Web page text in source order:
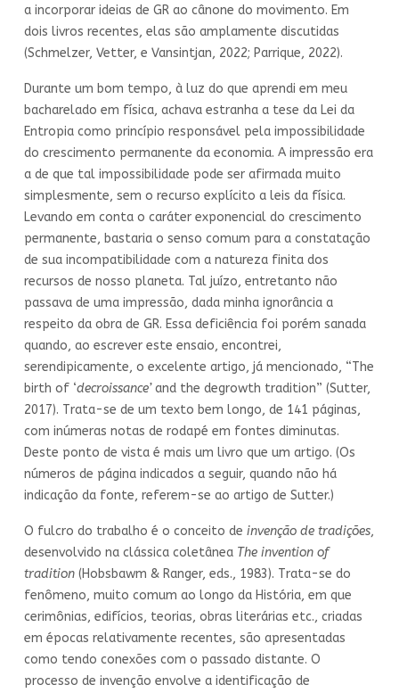
a incorporar ideias de GR ao cânone do movimento. Em
dois livros recentes, elas são amplamente discutidas
(Schmelzer, Vetter, e Vansintjan, 2022; Parrique, 2022).
Durante um bom tempo, à luz do que aprendi em meu
bacharelado em física, achava estranha a tese da Lei da
Entropia como princípio responsável pela impossibilidade
do crescimento permanente da economia. A impressão era
a de que tal impossibilidade pode ser afirmada muito
simplesmente, sem o recurso explícito a leis da física.
Levando em conta o caráter exponencial do crescimento
permanente, bastaria o senso comum para a constatação
de sua incompatibilidade com a natureza finita dos
recursos de nosso planeta. Tal juízo, entretanto não
passava de uma impressão, dada minha ignorância a
respeito da obra de GR. Essa deficiência foi porém sanada
quando, ao escrever este ensaio, encontrei,
serendipicamente, o excelente artigo, já mencionado, “The
birth of ‘decroissance’and the degrowth tradition” (Sutter,
2017). Trata-se de um texto bem longo, de 141 páginas,
com inúmeras notas de rodapé em fontes diminutas.
Deste ponto de vista é mais um livro que um artigo. (Os
números de página indicados a seguir, quando não há
indicação da fonte, referem-se ao artigo de Sutter.)
O fulcro do trabalho é o conceito de invenção de tradições,
desenvolvido na clássica coletânea The invention of
tradition (Hobsbawm & Ranger, eds., 1983). Trata-se do
fenômeno, muito comum ao longo da História, em que
cerimônias, edifícios, teorias, obras literárias etc., criadas
em épocas relativamente recentes, são apresentadas
como tendo conexões com o passado distante. O
processo de invenção envolve a identificação de